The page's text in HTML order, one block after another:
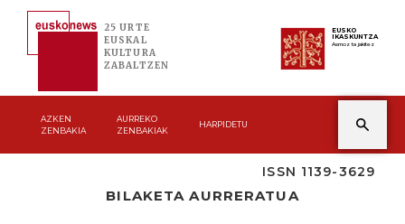
25 URTE
EUSKAL
KULTURA
ZABALTZEN
EUSKO
IKASKUNTZA
Asmoz ta jakitez
AZKEN
ZENBAKIA
AURREKO
ZENBAKIAK
HARPIDETU
ISSN 1139-3629
BILAKETA AURRERATUA